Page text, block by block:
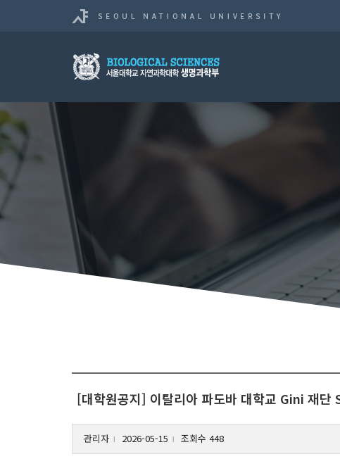
[대학원공지] 이탈리아 파도바 대학교 Gini 재단
관리자 l 2026-05-15 l 조회수 448